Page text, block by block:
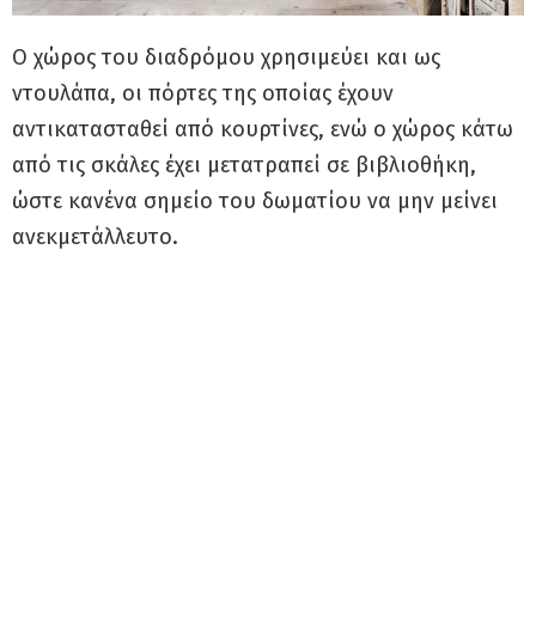
Ο χώρος του διαδρόμου χρησιμεύει και ως
ντουλάπα, οι πόρτες της οποίας έχουν
αντικατασταθεί από κουρτίνες, ενώ ο χώρος κάτω
από τις σκάλες έχει μετατραπεί σε βιβλιοθήκη,
ώστε κανένα σημείο του δωματίου να μην μείνει
ανεκμετάλλευτο.